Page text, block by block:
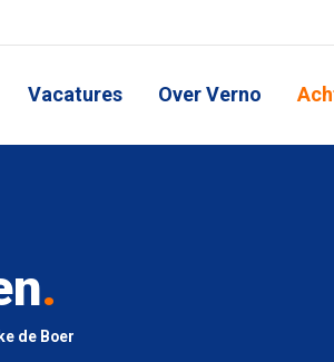
Vacatures Over Verno
.
de Boer